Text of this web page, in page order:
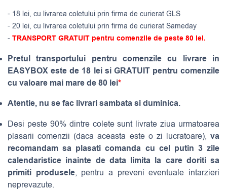
- 18 lei, cu livrarea coletului prin firma de curierat GLS
- 20 lei, cu livrarea coletului prin firma de curierat Sameday
- TRANSPORT GRATUIT pentru comenzile de peste 80 lei.
Pretul transportului pentru comenzile cu livrare in
EASYBOX este de 18 lei si GRATUIT pentru comenzile
cu valoare mai mare de 80 lei*
Atentie, nu se fac livrari sambata si duminica.
Desi peste 90% dintre colete sunt livrate ziua urmatoarea
plasarii comenzii (daca aceasta este o zi lucratoare), va
recomandam sa plasati comanda cu cel putin 3 zile
calendaristice inainte de data limita la care doriti sa
primiti produsele, pentru a preveni eventuale intarzieri
neprevazute.